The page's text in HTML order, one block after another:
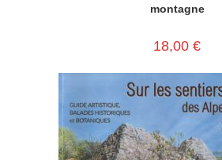
montagne
18,00 €